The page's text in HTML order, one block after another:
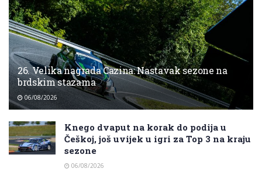
26. Velika nagrada Cazina: Nastavak sezone na
brdskim stazama
06/08/2026
Knego dvaput na korak do podija u
Češkoj, još uvijek u igri za Top 3 na kraju
sezone
06/08/2026